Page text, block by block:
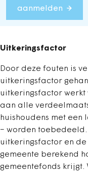
aanmelden
Uitkeringsfactor
Door deze fouten is
uitkeringsfactor
uitkeringsfactor
aan alle
huishoudens met een
− worden
uitkeringsfactor en
gemeente berekend
gemeentefonds